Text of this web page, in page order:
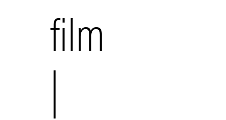
film